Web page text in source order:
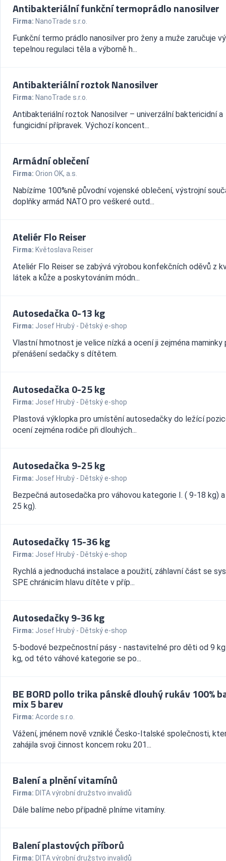
Antibakteriální funkční termoprádlo nanosilver
Firma: NanoTrade s.r.o.
Funkční termo prádlo nanosilver pro ženy a muže zaručuje
tepelnou regulaci těla a výborně h...
Antibakteriální roztok Nanosilver
Firma: NanoTrade s.r.o.
Antibakteriální roztok Nanosilver – univerzální baktericidní a
fungicidní přípravek. Výchozí koncent...
Armádní oblečení
Firma: Orion OK, a.s.
Nabízíme 100%ně původní vojenské oblečení, výstrojní
doplňky armád NATO pro veškeré outd...
Ateliér Flo Reiser
Firma: Květoslava Reiser
Ateliér Flo Reiser se zabývá výrobou konfekčních oděvů z
látek a kůže a poskytováním módn...
Autosedačka 0-13 kg
Firma: Josef Hrubý - Dětský e-shop
Vlastní hmotnost je velice nízká a ocení ji zejména maminky
přenášení sedačky s dítětem.
Autosedačka 0-25 kg
Firma: Josef Hrubý - Dětský e-shop
Plastová výklopka pro umístění autosedačky do ležící
ocení zejména rodiče při dlouhých...
Autosedačka 9-25 kg
Firma: Josef Hrubý - Dětský e-shop
Bezpečná autosedačka pro váhovou kategorie I. ( 9-18 kg)
25 kg).
Autosedačky 15-36 kg
Firma: Josef Hrubý - Dětský e-shop
Rychlá a jednoduchá instalace a použití, záhlavní část se
SPE chránicím hlavu dítěte v příp...
Autosedačky 9-36 kg
Firma: Josef Hrubý - Dětský e-shop
5-bodové bezpečnostní pásy - nastavitelné pro děti od 9
kg, od této váhové kategorie se po...
BE BORD pollo trika pánské dlouhý rukáv 100%
mix 5 barev
Firma: Acorde s.r.o.
Vážení, jménem nově vzniklé Česko-Italské společnosti,
zahájila svoji činnost koncem roku 201...
Balení a plnění vitamínů
Firma: DITA výrobní družstvo invalidů
Dále balíme nebo případně plníme vitamíny.
Balení plastových příborů
Firma: DITA výrobní družstvo invalidů